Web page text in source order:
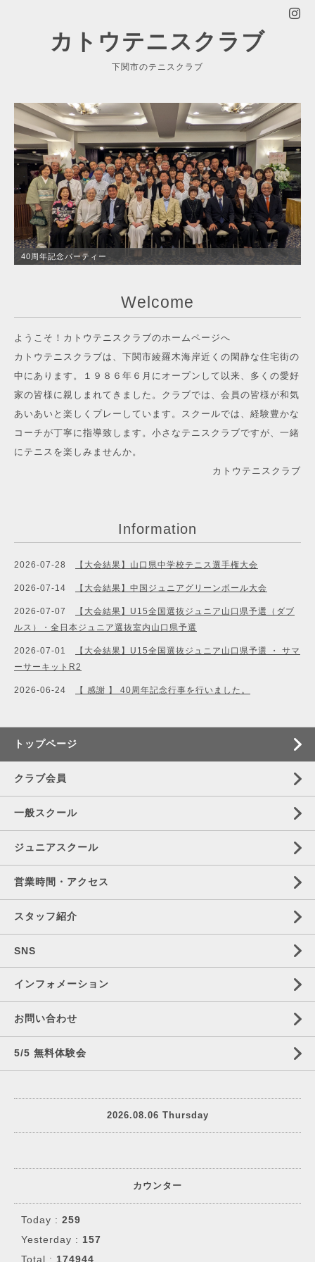
カトウテニスクラブ
下関市のテニスクラブ
40周年記念パーティー
Welcome
ようこそ！カトウテニスクラブのホームページへ
カトウテニスクラブは、下関市綾羅木海岸近くの閑静な住宅街の
中にあります。１９８６年６月にオープンして以来、多くの愛好
家の皆様に親しまれてきました。クラブでは、会員の皆様が和気
あいあいと楽しくプレーしています。スクールでは、経験豊かな
コーチが丁寧に指導致します。小さなテニスクラブですが、一緒
にテニスを楽しみませんか。
カトウテニスクラブ
Information
2026-07-28 【大会結果】山口県中学校テニス選手権大会
2026-07-14 【大会結果】中国ジュニアグリーンボール大会
2026-07-07
【大会結果】U15全国選抜ジュニア山口県予選（ダブ
ルス）・全日本ジュニア選抜室内山口県予選
2026-07-01
【大会結果】U15全国選抜ジュニア山口県予選 ・ サマ
ーサーキットR2
2026-06-24 【 感謝 】 40周年記念行事を行いました。
トップページ
クラブ会員
一般スクール
ジュニアスクール
営業時間・アクセス
スタッフ紹介
SNS
インフォメーション
お問い合わせ
5/5 無料体験会
2026.08.06 Thursday
カウンター
Today : 259
Yesterday : 157
Total : 174944